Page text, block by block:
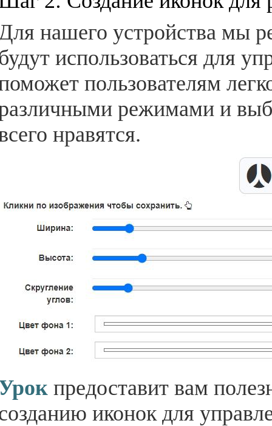
нашего устройства мы
использоваться для
пользователям
режимами и
нравятся.
предоставит вам
иконок для